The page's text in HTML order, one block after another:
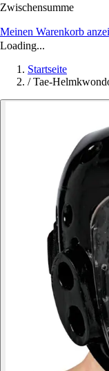
Zwischensumme
Meinen Warenkorb
Loading...
Startseite
/ Tae-